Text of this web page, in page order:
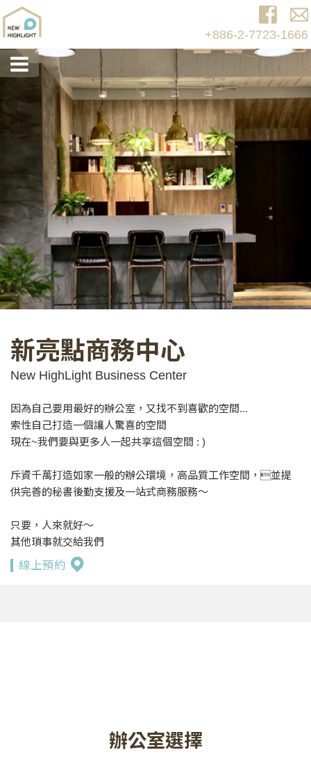
+886-2-7723-1666
新亮點商務中心
New HighLight Business Center
因為自己要用最好的辦公室，又找不到喜歡的空間...
索性自己打造一個讓人驚喜的空間
現在~我們要與更多人一起共享這個空間 : )
斥資千萬打造如家一般的辦公環境，高品質工作空間，並提
供完善的秘書後勤支援及一站式商務服務～
只要，人來就好～
其他瑣事就交給我們
線上預約
辦公室選擇